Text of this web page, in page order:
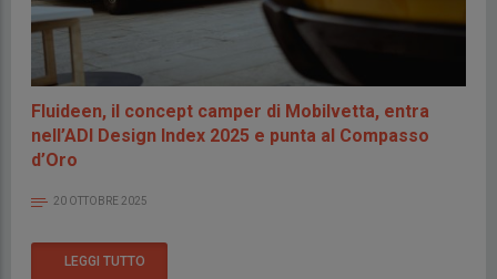
Fluideen, il concept camper di Mobilvetta, entra
nell’ADI Design Index 2025 e punta al Compasso
d’Oro
20 OTTOBRE 2025
LEGGI TUTTO